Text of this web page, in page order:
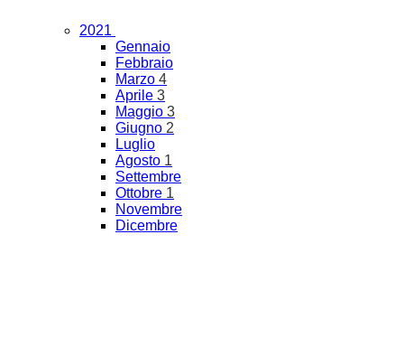
2021
Gennaio
Febbraio
Marzo 4
Aprile 3
Maggio 3
Giugno 2
Luglio
Agosto 1
Settembre
Ottobre 1
Novembre
Dicembre